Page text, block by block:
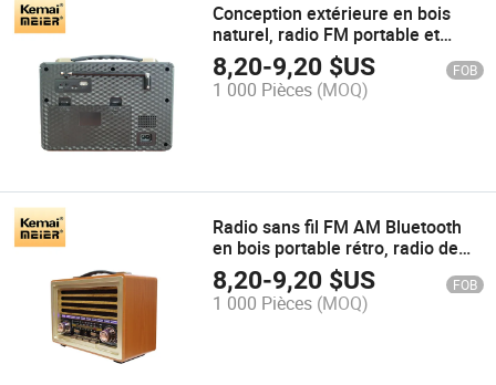
Conception extérieure en bois
naturel, radio FM portable et
transportable
8,20-9,20 $US FOB
1 000 Pièces (MOQ)
Radio sans fil FM AM Bluetooth
en bois portable rétro, radio de
style ancien pour la maison
8,20-9,20 $US FOB
1 000 Pièces (MOQ)